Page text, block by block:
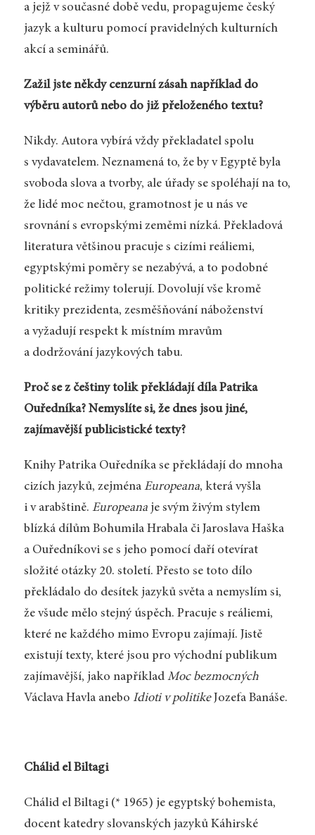
a jejž v současné době vedu, propagujeme český
jazyk a kulturu pomocí pravidelných kulturních
akcí a seminářů.
Zažil jste někdy cenzurní zásah například do
výběru autorů nebo do již přeloženého textu?
Nikdy. Autora vybírá vždy překladatel spolu
s vydavatelem. Neznamená to, že by v Egyptě byla
svoboda slova a tvorby, ale úřady se spoléhají na to,
že lidé moc nečtou, gramotnost je u nás ve
srovnání s evropskými zeměmi nízká. Překladová
literatura většinou pracuje s cizími reáliemi,
egyptskými poměry se nezabývá, a to podobné
politické režimy tolerují. Dovolují vše kromě
kritiky prezidenta, zesměšňování náboženství
a vyžadují respekt k místním mravům
a dodržování jazykových tabu.
Proč se z češtiny tolik překládají díla Patrika
Ouředníka? Nemyslíte si, že dnes jsou jiné,
zajímavější publicistické texty?
Knihy Patrika Ouředníka se překládají do mnoha
cizích jazyků, zejména Europeana, která vyšla
i v arabštině. Europeanaje svým živým stylem
blízká dílům Bohumila Hrabala či Jaroslava Haška
a Ouředníkovi se s jeho pomocí daří otevírat
složité otázky 20. století. Přesto se toto dílo
překládalo do desítek jazyků světa a nemyslím si,
že všude mělo stejný úspěch. Pracuje s reáliemi,
které ne každého mimo Evropu zajímají. Jistě
existují texty, které jsou pro východní publikum
zajímavější, jako například Moc bezmocných
Václava Havla anebo Idioti v politikeJozefa Banáše.
Chálid el Biltagi
Chálid el Biltagi (* 1965) je egyptský bohemista,
docent katedry slovanských jazyků Káhirské